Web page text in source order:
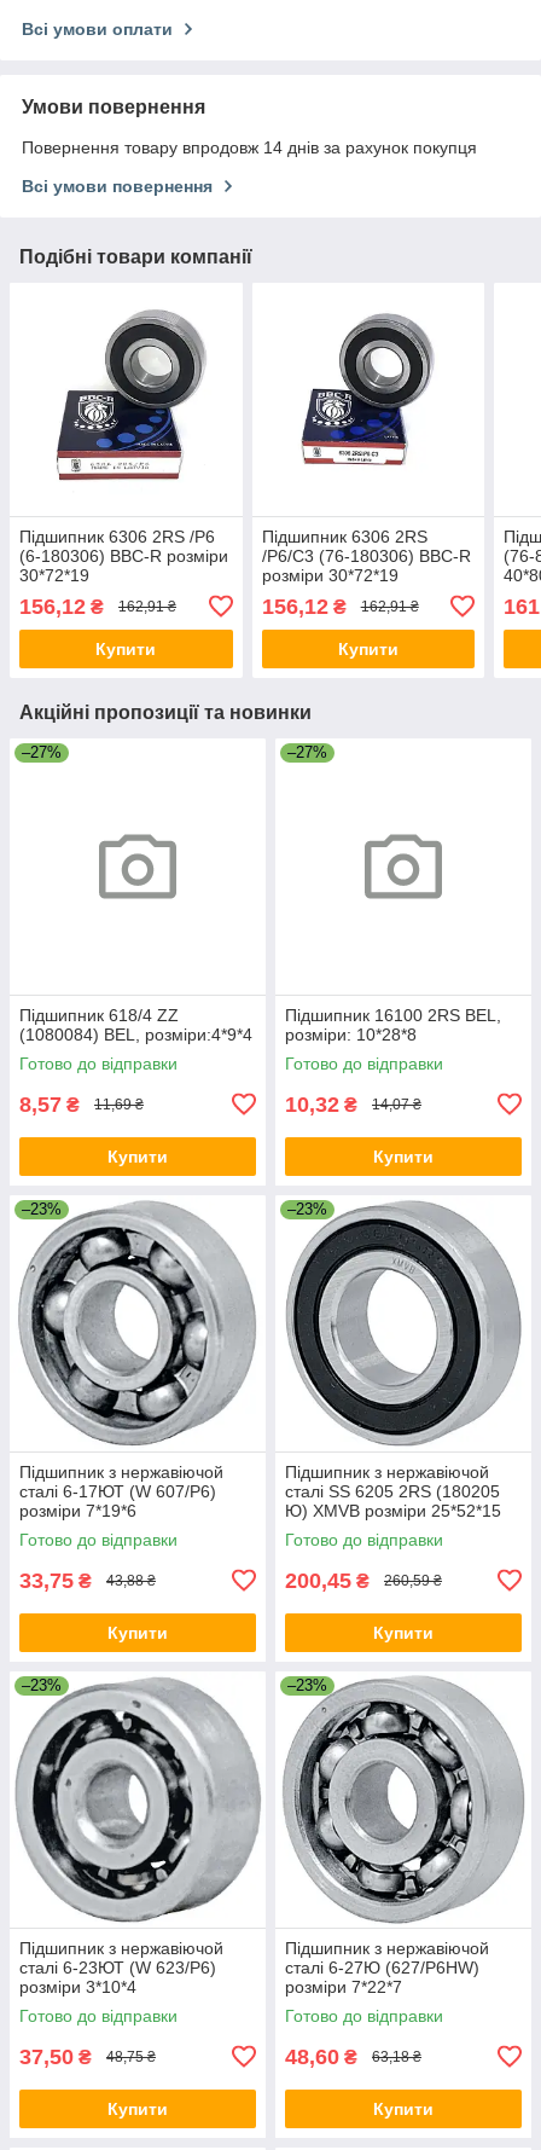
Всі умови оплати
Умови повернення
Повернення товару впродовж 14 днів за рахунок покупця
Всі умови повернення
Подібні товари компанії
Підшипник 6306 2RS /P6
(6-180306) BBC-R розміри
30*72*19
156,12 ₴ 162,91 ₴
Купити
Підшипник 6306 2RS
/P6/C3 (76-180306) BBC-R
розміри 30*72*19
156,12₴ 162,91 ₴
Купити
(76-
Акційні пропозиції та новинки
–27%
Підшипник 618/4 ZZ
(1080084) BEL, розміри:4*9*4
Готово до відправки
8,57 ₴ 11,69 ₴
Купити
–27%
Підшипник 16100 2RS BEL,
розміри: 10*28*8
Готово до відправки
10,32 ₴ 14,07 ₴
Купити
–23%
Підшипник з нержавіючой
сталі 6-17ЮТ (W 607/P6)
розміри 7*19*6
Готово до відправки
33,75 ₴ 43,88 ₴
Купити
–23%
Підшипник з нержавіючой
сталі SS 6205 2RS (180205
Ю) XMVB розміри 25*52*15
Готово до відправки
200,45 ₴ 260,59 ₴
Купити
–23%
Підшипник з нержавіючой
сталі 6-23ЮТ (W 623/P6)
розміри 3*10*4
Готово до відправки
37,50 ₴ 48,75 ₴
Купити
–23%
Підшипник з нержавіючой
сталі 6-27Ю (627/P6HW)
розміри 7*22*7
Готово до відправки
48,60 ₴ 63,18 ₴
Купити